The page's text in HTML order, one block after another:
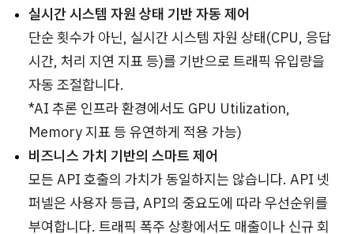
실시간 시스템 자원 상태 기반 자동 제어
단순 횟수가 아닌, 실시간 시스템 자원 상태(CPU, 응답
시간, 처리 지연 지표 등)를 기반으로 트래픽 유입량을
자동 조절합니다.
*AI 추론 인프라 환경에서도 GPU Utilization,
Memory 지표 등 유연하게 적용 가능)
비즈니스 가치 기반의 스마트 제어
모든 API 호출의 가치가 동일하지는 않습니다. API 넷
퍼넬은 사용자 등급, API의 중요도에 따라 우선순위를
부여합니다. 트래픽 폭주 상황에서도 매출이나 신규 회